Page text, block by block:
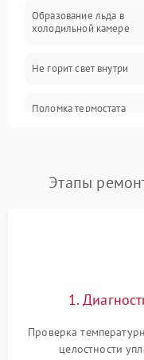
Образование льда в
холодильной камере
Не горит свет внутри
Поломка термостата
Поломка системы No
работе
Этапы
1.
Проверка
целостности